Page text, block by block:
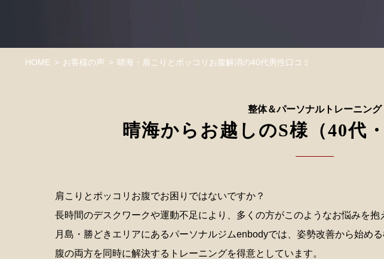
HOME お客様の声 晴海・肩こりとポッコリお腹解消の40代男性口コミ
整体＆パーソナルトレーニング
晴海からお越しのS様（40代
肩こりとポッコリお腹でお困りではないですか？
長時間のデスクワークや運動不足により、多くの方がこのようなお悩みを抱
月島・勝どきエリアにあるパーソナルジムenbodyでは、姿勢改善から始め
腹の両方を同時に解決するトレーニングを得意としています。